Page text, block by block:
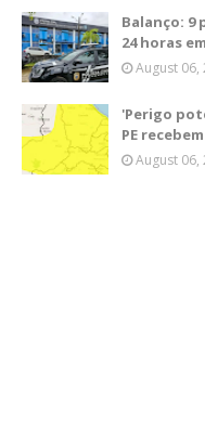
Balanço: 9
24 horas
August 06,
'Perigo
PE
August 06,